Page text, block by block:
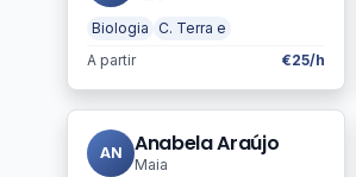
Biologia
C. Terra e
A partir
€25/h
AN Anabela Araújo
Maia